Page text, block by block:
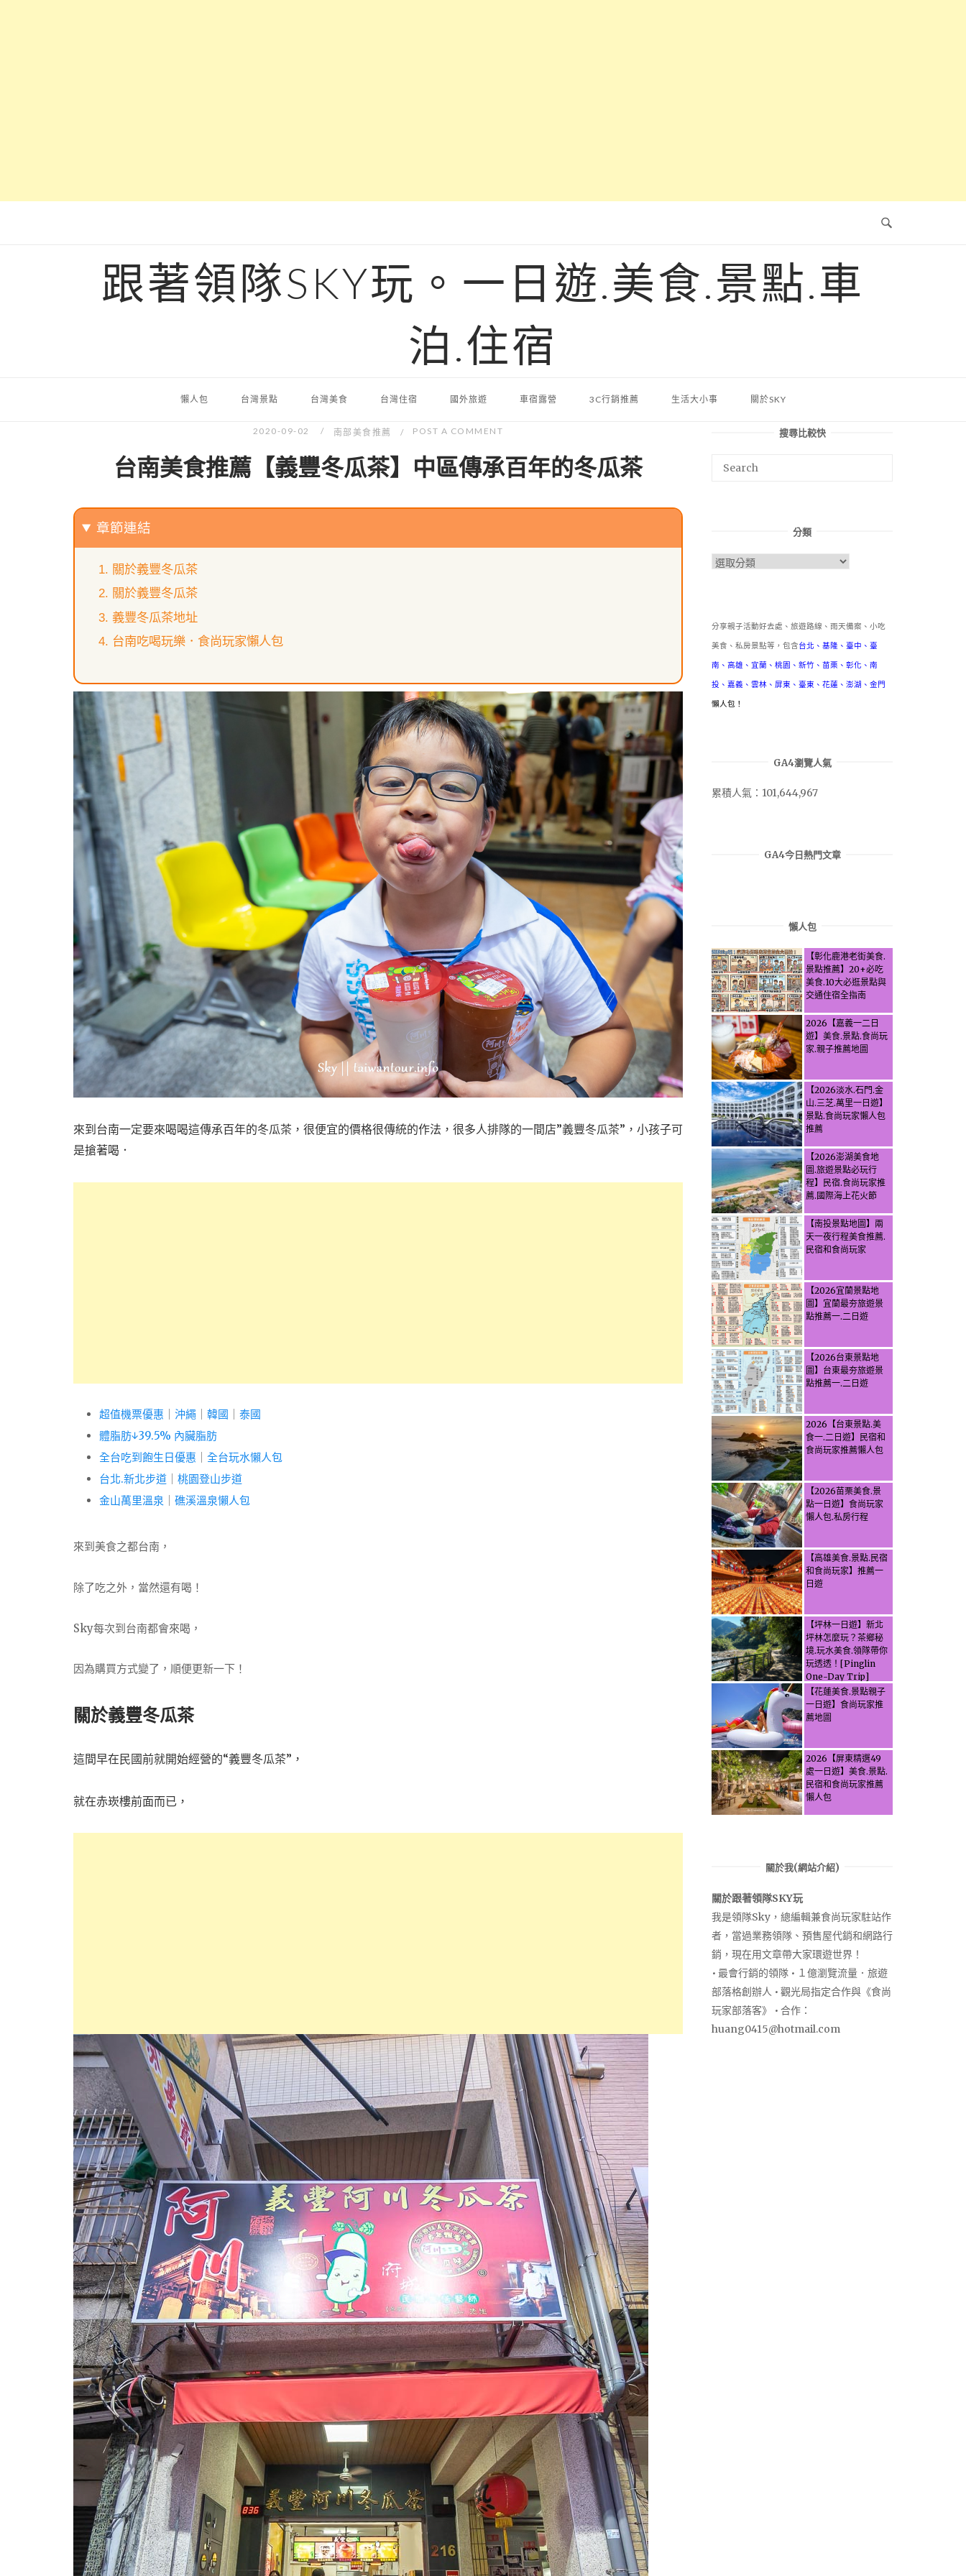
跟著領隊SKY玩。一日遊.美食.景點.車
泊.住宿
懶人包 台灣景點 台灣美食 台灣住宿 國外旅遊 車宿露營 3C行銷推薦 生活大小事 關於SKY
2020-09-02 南部美食推薦 POST A COMMENT
台南美食推薦【義豐冬瓜茶】中區傳承百年的冬瓜茶
章節連結
關於義豐冬瓜茶
關於義豐冬瓜茶
義豐冬瓜茶地址
台南吃喝玩樂．食尚玩家懶人包
來到台南一定要來喝喝這傳承百年的冬瓜茶，很便宜的價格很傳統的作法，很多人排隊的一間店”義豐冬瓜茶”，小孩子可
是搶著喝．
超值機票優惠 沖繩 韓國
泰國
體脂肪↓39.5% 內臟脂肪
全台吃到飽生日優惠
全台玩水懶人包
台北.新北步道
桃園登山步道
金山萬里溫泉
礁溪溫泉懶人包
來到美食之都台南，
除了吃之外，當然還有喝！
Sky每次到台南都會來喝，
因為購買方式變了，順便更新一下！
關於義豐冬瓜茶
這間早在民國前就開始經營的“義豐冬瓜茶”，
就在赤崁樓前面而已，
搜尋比較快
分類
分
分享親子活動好去處、旅遊路線、雨天備案、小吃
美食、私房景點等，包含台北 、 基隆 、 臺中 、 臺
南 、 高雄 、 宜蘭 、 桃園 、 新竹 、 苗栗 、 彰化 、 南
投 、 嘉義 、 雲林 、 屏東 、 臺東 、 花蓮 、 澎湖 、 金門
懶人包！
GA4瀏覽人氣
累積人氣：101,644,967
GA4今日熱門文章
懶人包
【彰化鹿港老街美食.
景點推薦】20+必吃
美食.10大必逛景點與
交通住宿全指南
2026【嘉義一二日
遊】美食.景點.食尚玩
家.親子推薦地圖
【2026淡水.石門.金
山.三芝.萬里一日遊】
景點.食尚玩家懶人包
推薦
【2026澎湖美食地
圖.旅遊景點必玩行
程】民宿.食尚玩家推
薦.國際海上花火節
【南投景點地圖】兩
天一夜行程美食推薦.
民宿和食尚玩家
【2026宜蘭景點地
圖】宜蘭最夯旅遊景
點推薦一.二日遊
【2026台東景點地
圖】台東最夯旅遊景
點推薦一.二日遊
2026【台東景點.美
食一.二日遊】民宿和
食尚玩家推薦懶人包
【2026苗栗美食.景
點一日遊】食尚玩家
懶人包.私房行程
【高雄美食.景點.民宿
和食尚玩家】推薦一
日遊
【坪林一日遊】新北
坪林怎麼玩？茶鄉秘
境.玩水美食.領隊帶你
玩透透！[Pinglin
One-Day Trip]
How to explore
Pinglin, New
Taipei? Tea Village
Let the guide take
you through it all!
【花蓮美食.景點親子
一日遊】食尚玩家推
薦地圖
2026【屏東精選49
處一日遊】美食.景點.
民宿和食尚玩家推薦
懶人包
關於我(網站介紹)
關於跟著領隊SKY玩
我是領隊Sky，總編輯兼食尚玩家駐站作
者，當過業務領隊、預售屋代銷和網路行
銷，現在用文章帶大家環遊世界！
• 最會行銷的領隊 • １億瀏覽流量．旅遊
部落格創辦人 • 觀光局指定合作與《食尚
玩家部落客》 • 合作：
huang0415@hotmail.com